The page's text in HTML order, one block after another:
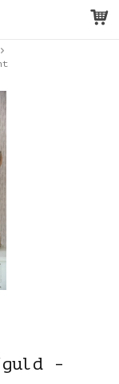
guld -